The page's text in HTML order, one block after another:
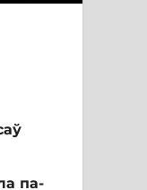
па-